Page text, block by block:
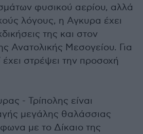
φυσικού αερίου, αλλά
λόγους, η Αγκυρα έχει
της και στον
Ανατολικής Μεσογείου. Για
έχει στρέψει την προσοχή
- Τρίπολης είναι
μεγάλης θαλάσσιας
με το Δίκαιο της